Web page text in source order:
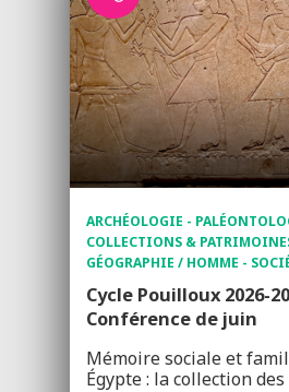
ARCHÉOLOGIE -
COLLECTIONS &
GÉOGRAPHIE / HOMME -
Cycle Pouilloux 2026-
Conférence de juin
Mémoire sociale et
Égypte : la collection